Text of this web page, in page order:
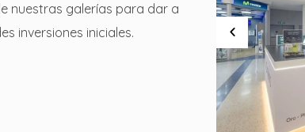
nuestras galerías para dar a
inversiones iniciales.